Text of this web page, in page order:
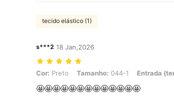
tecido elástico (1)
s***2 18 Jan,2026
Cor: Preto, Tamanho: 044-1, Entrada (tensão):
Cor: Preto Tamanho: 044-1 Entrada
🤩🤩🤩🤩🤩🤩🤩🤩🤩🤩🤩🤩🤩